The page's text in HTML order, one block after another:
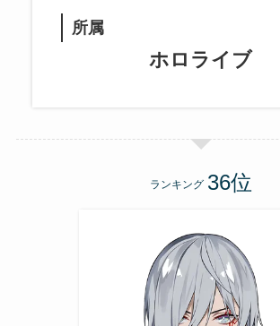
所属
ホロライブ
ランキング